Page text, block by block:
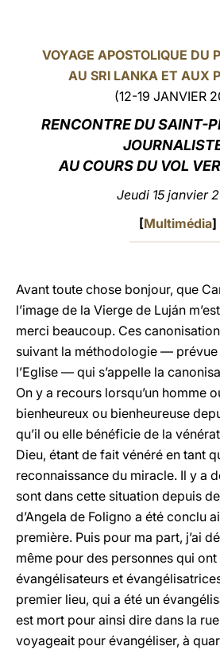
VOYAGE APOSTOLIQUE DU
AU SRI LANKA ET AUX
(12-19 JANVIER
RENCONTRE DU SAINT-
AU COURS DU VOL
Jeudi 15 janvier
[Multimédia]
Avant toute chose bonjour, que
l’image de la Vierge de Luján
merci beaucoup. Ces
suivant la méthodologie —
l’Eglise — qui s’appelle la
On y a recours lorsqu’un homme
bienheureux ou bienheureuse
qu’il ou elle bénéficie de la
Dieu, étant de fait vénéré en tant
reconnaissance du miracle. Il y a
sont dans cette situation depuis
d’Angela de Foligno a été conclu
première. Puis pour ma part, j’ai
même pour des personnes qui
évangélisateurs et
premier lieu, qui a été un
est mort pour ainsi dire dans la
voyageait pour évangéliser, à